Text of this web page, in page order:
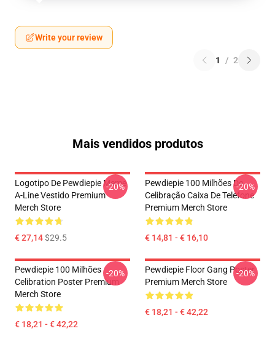
Write your review
1 / 2
Mais vendidos produtos
Logotipo De Pewdiepie Meme
A-Line Vestido Premium
Merch Store
€ 27,14$29.5
-20%
Pewdiepie 100 Milhões De
Celibração Caixa De Telefone
Premium Merch Store
€ 14,81 - € 16,10
-20%
Pewdiepie 100 Milhões
Celibration Poster Premium
Merch Store
€ 18,21 - € 42,22
-20%
Pewdiepie Floor Gang Poster
Premium Merch Store
€ 18,21 - € 42,22
-20%